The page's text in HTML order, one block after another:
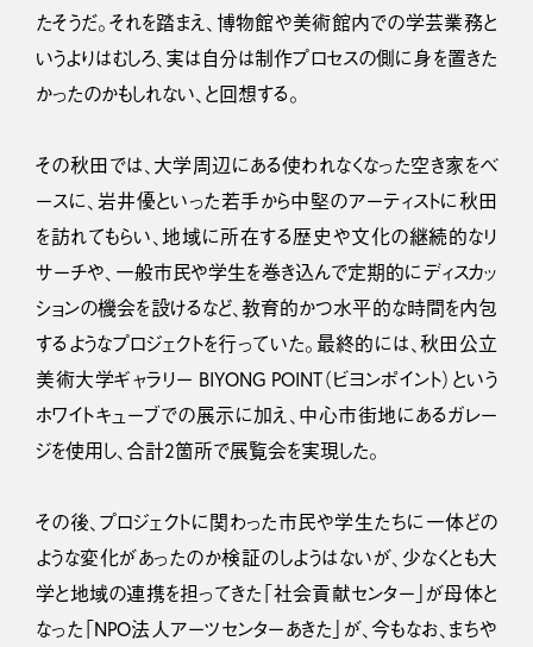
たそうだ。それを踏まえ、博物館や美術館内での学芸業務と
いうよりはむしろ、実は自分は制作プロセスの側に身を置きた
かったのかもしれない、と回想する。
その秋田では、大学周辺にある使われなくなった空き家をベ
ースに、岩井優といった若手から中堅のアーティストに秋田
を訪れてもらい、地域に所在する歴史や文化の継続的なリ
サーチや、一般市民や学生を巻き込んで定期的にディスカッ
ションの機会を設けるなど、教育的かつ水平的な時間を内包
するようなプロジェクトを行っていた。最終的には、秋田公立
美術大学ギャラリー BIYONG POINT（ビヨンポイント）という
ホワイトキューブでの展示に加え、中心市街地にあるガレー
ジを使用し、合計2箇所で展覧会を実現した。
その後、プロジェクトに関わった市民や学生たちに一体どの
ような変化があったのか検証のしようはないが、少なくとも大
学と地域の連携を担ってきた「社会貢献センター」が母体と
なった「NPO法人アーツセンターあきた」が、今もなお、まちや